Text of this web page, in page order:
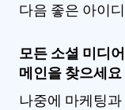
다음 좋은 아이
모든 소셜 미디
메인을 찾으세요
나중에 마케팅